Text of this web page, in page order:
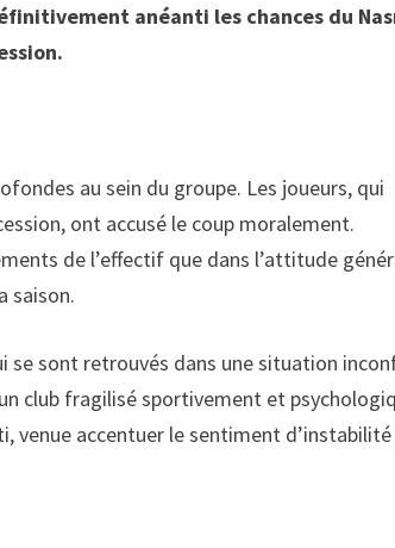
anéanti les chances du
au sein du groupe. Les joueurs, qui
ont accusé le coup moralement.
de l’effectif que dans l’attitude
saison.
se sont retrouvés dans une situation
club fragilisé sportivement et
venue accentuer le sentiment